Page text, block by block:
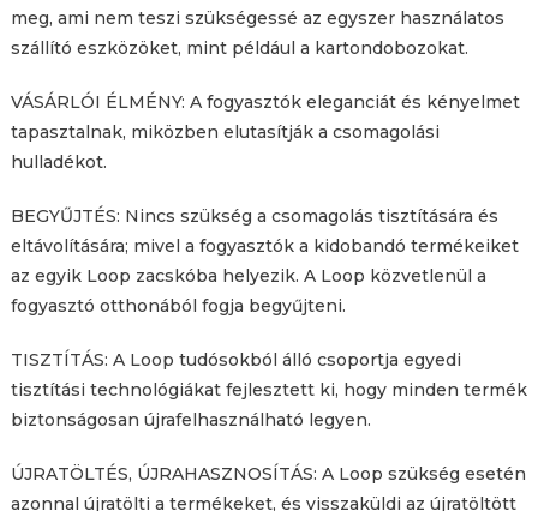
meg, ami nem teszi szükségessé az egyszer használatos
szállító eszközöket, mint például a kartondobozokat.
VÁSÁRLÓI ÉLMÉNY: A fogyasztók eleganciát és kényelmet
tapasztalnak, miközben elutasítják a csomagolási
hulladékot.
BEGYŰJTÉS: Nincs szükség a csomagolás tisztítására és
eltávolítására; mivel a fogyasztók a kidobandó termékeiket
az egyik Loop zacskóba helyezik. A Loop közvetlenül a
fogyasztó otthonából fogja begyűjteni.
TISZTÍTÁS: A Loop tudósokból álló csoportja egyedi
tisztítási technológiákat fejlesztett ki, hogy minden termék
biztonságosan újrafelhasználható legyen.
ÚJRATÖLTÉS, ÚJRAHASZNOSÍTÁS: A Loop szükség esetén
azonnal újratölti a termékeket, és visszaküldi az újratöltött